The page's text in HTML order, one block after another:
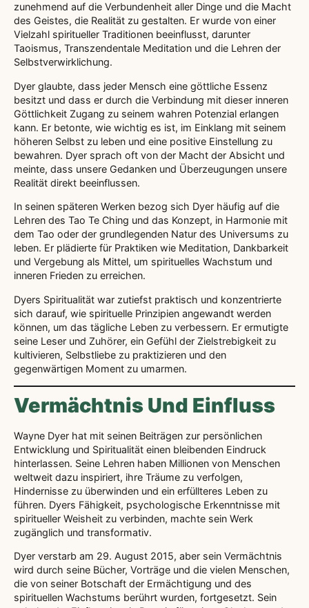
zunehmend auf die Verbundenheit aller Dinge und die Macht
des Geistes, die Realität zu gestalten. Er wurde von einer
Vielzahl spiritueller Traditionen beeinflusst, darunter
Taoismus, Transzendentale Meditation und die Lehren der
Selbstverwirklichung.
Dyer glaubte, dass jeder Mensch eine göttliche Essenz
besitzt und dass er durch die Verbindung mit dieser inneren
Göttlichkeit Zugang zu seinem wahren Potenzial erlangen
kann. Er betonte, wie wichtig es ist, im Einklang mit seinem
höheren Selbst zu leben und eine positive Einstellung zu
bewahren. Dyer sprach oft von der Macht der Absicht und
meinte, dass unsere Gedanken und Überzeugungen unsere
Realität direkt beeinflussen.
In seinen späteren Werken bezog sich Dyer häufig auf die
Lehren des Tao Te Ching und das Konzept, in Harmonie mit
dem Tao oder der grundlegenden Natur des Universums zu
leben. Er plädierte für Praktiken wie Meditation, Dankbarkeit
und Vergebung als Mittel, um spirituelles Wachstum und
inneren Frieden zu erreichen.
Dyers Spiritualität war zutiefst praktisch und konzentrierte
sich darauf, wie spirituelle Prinzipien angewandt werden
können, um das tägliche Leben zu verbessern. Er ermutigte
seine Leser und Zuhörer, ein Gefühl der Zielstrebigkeit zu
kultivieren, Selbstliebe zu praktizieren und den
gegenwärtigen Moment zu umarmen.
Vermächtnis Und Einfluss
Wayne Dyer hat mit seinen Beiträgen zur persönlichen
Entwicklung und Spiritualität einen bleibenden Eindruck
hinterlassen. Seine Lehren haben Millionen von Menschen
weltweit dazu inspiriert, ihre Träume zu verfolgen,
Hindernisse zu überwinden und ein erfüllteres Leben zu
führen. Dyers Fähigkeit, psychologische Erkenntnisse mit
spiritueller Weisheit zu verbinden, machte sein Werk
zugänglich und transformativ.
Dyer verstarb am 29. August 2015, aber sein Vermächtnis
wird durch seine Bücher, Vorträge und die vielen Menschen,
die von seiner Botschaft der Ermächtigung und des
spirituellen Wachstums berührt wurden, fortgesetzt. Sein